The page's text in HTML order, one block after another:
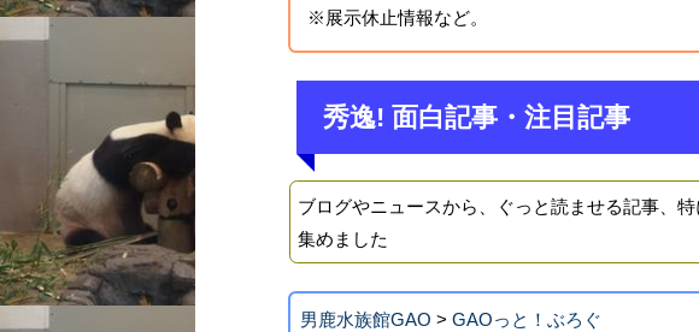
※展示休止情報など。
秀逸! 面白記事・注目記事
ブログやニュースから、ぐっと読ませる記事、
集めました
男鹿水族館GAO >GAOっと！ぶろぐ